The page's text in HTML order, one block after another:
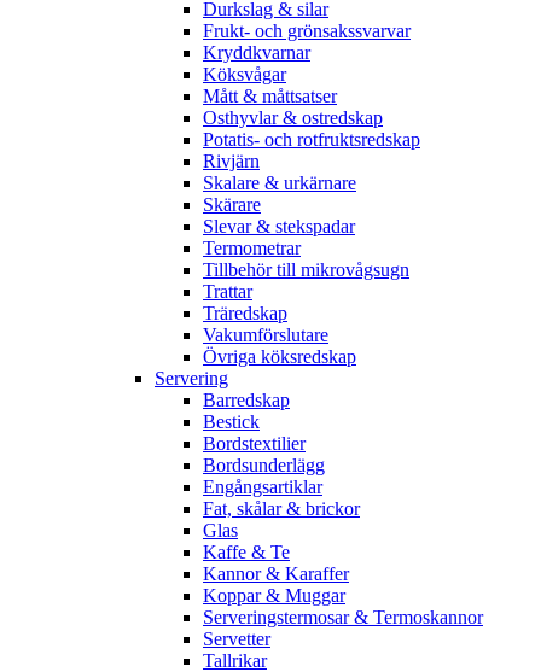
Durkslag & silar
Frukt- och grönsakssvarvar
Kryddkvarnar
Köksvågar
Mått & måttsatser
Osthyvlar & ostredskap
Potatis- och rotfruktsredskap
Rivjärn
Skalare & urkärnare
Skärare
Slevar & stekspadar
Termometrar
Tillbehör till mikrovågsugn
Trattar
Träredskap
Vakumförslutare
Övriga köksredskap
Servering
Barredskap
Bestick
Bordstextilier
Bordsunderlägg
Engångsartiklar
Fat, skålar & brickor
Glas
Kaffe & Te
Kannor & Karaffer
Koppar & Muggar
Serveringstermosar & Termoskannor
Servetter
Tallrikar